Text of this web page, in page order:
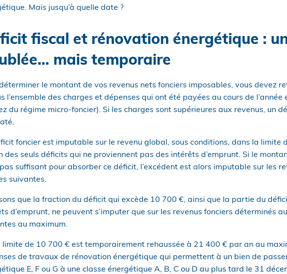
Mais jusqu’à quelle date ?
fiscal et rénovation énergétique :
mais temporaire
le montant de vos revenus nets fonciers imposables, vous devez
l’ensemble des charges et dépenses qui ont été payées au cours de l’année
du régime micro-foncier). Si les charges sont supérieures aux revenus, un
foncier est imputable sur le revenu global, sous conditions, dans la limite
des seuls déficits qui ne proviennent pas des intérêts d’emprunt. Si le
pas suffisant pour absorber ce déficit, l’excédent est alors imputable sur les
suivantes.
que la fraction du déficit qui excède 10 700 €, ainsi que la partie du
d’emprunt, ne peuvent s’imputer que sur les revenus fonciers déterminés
au maximum.
limite de 10 700 € est temporairement rehaussée à 21 400 € par an au
de travaux de rénovation énergétique qui permettent à un bien de passer
E, F ou G à une classe énergétique A, B, C ou D au plus tard le 31